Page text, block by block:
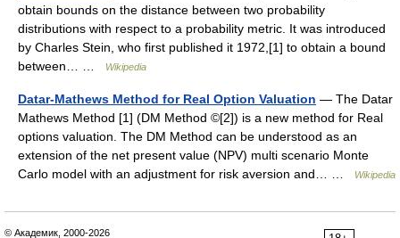
obtain bounds on the distance between two probability
distributions with respect to a probability metric. It was introduced
by Charles Stein, who first published it 1972,[1] to obtain a bound
between… …
Wikipedia
Datar-Mathews Method for Real Option Valuation — The Datar
Mathews Method [1] (DM Method ©[2]) is a new method for Real
options valuation. The DM Method can be understood as an
extension of the net present value (NPV) multi scenario Monte
Carlo model with an adjustment for risk aversion and… …
Wikipedia
© Академик, 2000-2026